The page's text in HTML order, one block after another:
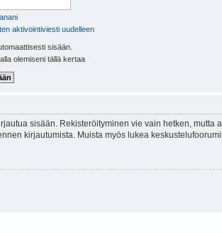
aktivointiviesti uudelleen
sisään.
olemiseni tällä kertaa
sisään. Rekisteröityminen vie vain hetken,
kirjautumista. Muista myös lukea